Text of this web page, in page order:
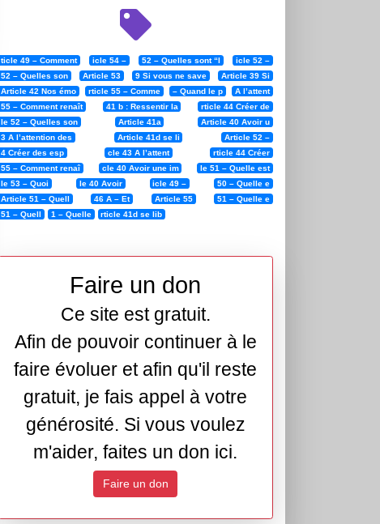
ticle 49 – Comment icle 54 – 52 – Quelles sont “l
icle 52 –
52 – Quelles son
Article 53 9 Si vous ne save
Article 39 Si
Article 42 Nos émo
rticle 55 – Comme – Quand le p
A l’attent
55 – Comment renaît
41 b : Ressentir la
rticle 44 Créer de
le 52 – Quelles son
Article 41a
Article 40 Avoir u
3 A l’attention des
Article 41d se li
Article 52 –
4 Créer des esp
cle 43 A l’attent
rticle 44 Créer
55 – Comment renaî
cle 40 Avoir une im
le 51 – Quelle est
le 53 – Quoi
le 40 Avoir icle 49 –
50 – Quelle e
Article 51 – Quell
46 A – Et Article 55
51 – Quelle e
51 – Quell
1 – Quelle rticle 41d se lib
Faire un don
Ce site est gratuit.
Afin de pouvoir continuer à le
faire évoluer et afin qu'il reste
gratuit, je fais appel à votre
générosité. Si vous voulez
m'aider, faites un don ici.
Faire un don